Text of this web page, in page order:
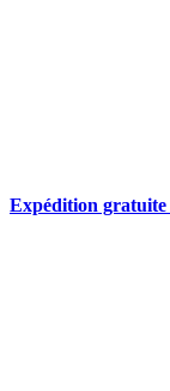
Expédition gratuite